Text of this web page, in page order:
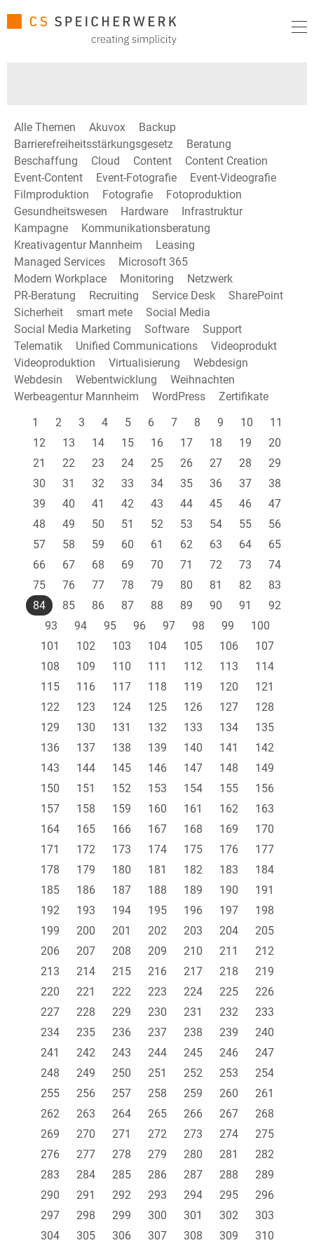
Alle Themen Akuvox
Backup
Barrierefreiheitsstärkungsgesetz
Beratung
Beschaffung
Cloud Content
Content Creation
Event-Content
Event-Fotografie
Event-Videografie
Filmproduktion
Fotografie
Fotoproduktion
Gesundheitswesen
Hardware
Infrastruktur
Kampagne
Kommunikationsberatung
Kreativagentur Mannheim
Leasing
Managed Services
Microsoft 365
Modern Workplace
Monitoring
Netzwerk
PR-Beratung
Recruiting Service Desk
SharePoint
Sicherheit
smart mete
Social Media
Social Media Marketing
Software
Support
Telematik
Unified Communications
Videoprodukt
Videoproduktion
Virtualisierung
Webdesign
Webdesin
Webentwicklung
Weihnachten
Werbeagentur Mannheim
WordPress
Zertifikate
1
2 3 4 5 6 7 8 9 10
11
12
13 14 15 16 17 18 19
20
21
22 23 24 25 26 27 28
29
30
31 32 33 34 35 36 37
38
39
40 41 42 43 44 45 46
47
48
49 50 51 52 53 54 55
56
57
58 59 60 61 62 63 64
65
66
67 68 69 70 71 72 73
74
75
76 77 78 79 80 81 82
83
84
85 86 87 88 89 90 91
92
93
94 95 96 97 98 99
100
101
102 103 104 105 106
107
108
109 110 111 112 113
114
115
116 117 118 119 120
121
122
123 124 125 126 127
128
129
130 131 132 133 134
135
136
137 138 139 140 141
142
143
144 145 146 147 148
149
150
151 152 153 154 155
156
157
158 159 160 161 162
163
164
165 166 167 168 169
170
171
172 173 174 175 176
177
178
179 180 181 182 183
184
185
186 187 188 189 190
191
192
193 194 195 196 197
198
199
200 201 202 203 204
205
206
207 208 209 210 211
212
213
214 215 216 217 218
219
220
221 222 223 224 225
226
227
228 229 230 231 232
233
234
235 236 237 238 239
240
241
242 243 244 245 246
247
248
249 250 251 252 253
254
255
256 257 258 259 260
261
262
263 264 265 266 267
268
269
270 271 272 273 274
275
276
277 278 279 280 281
282
283
284 285 286 287 288
289
290
291 292 293 294 295
296
297
298 299 300 301 302
303
304
305 306 307 308 309
310